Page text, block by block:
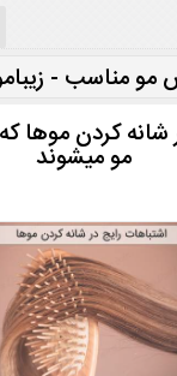
مو مناسب -
شانه کردن
مو میشوند